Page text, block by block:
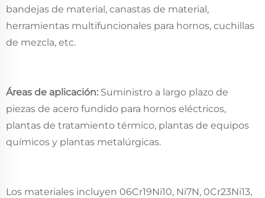
bandejas de material, canastas de material,
herramientas multifuncionales para hornos, cuchillas
de mezcla, etc.
Áreas de aplicación: Suministro a largo plazo de
piezas de acero fundido para hornos eléctricos,
plantas de tratamiento térmico, plantas de equipos
químicos y plantas metalúrgicas.
Los materiales incluyen 06Cr19Ni10, Ni7N, 0Cr23Ni13,